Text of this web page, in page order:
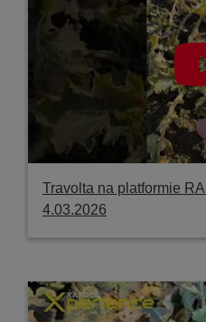
Travolta na platformie
4.03.2026